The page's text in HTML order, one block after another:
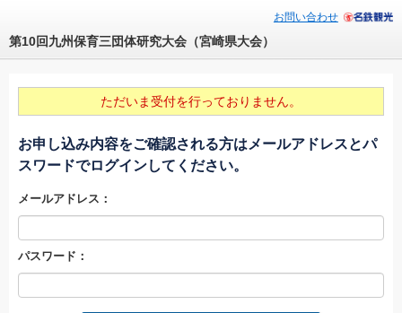
お問い合わせ
第10回九州保育三団体研究大会（宮崎県大会）
ただいま受付を行っておりません。
お申し込み内容をご確認される方はメールアドレスとパ
スワードでログインしてください。
メールアドレス：
パスワード：